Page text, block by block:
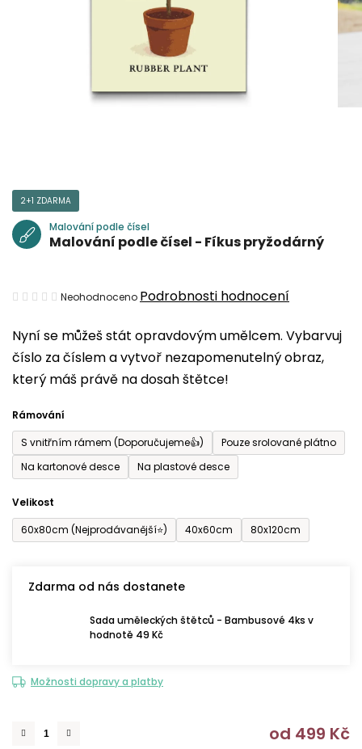
Nyní se můžeš stát opravdovým umělcem. Vybarvuj
číslo za číslem a vytvoř nezapomenutelný obraz,
který máš právě na dosah štětce!
Rámování
S vnitřním rámem (Doporučujeme👍)
Pouze srolované plátno
Na kartonové desce
Na plastové desce
Velikost
60x80cm (Nejprodávanější⭐)
40x60cm 80x120cm
Zdarma od nás dostanete
Sada uměleckých štětců - Bambusové 4ks v
hodnotě 49 Kč
Možnosti dopravy a platby
od 499 Kč
2+1 ZDARMA
Malování podle čísel
Malování podle čísel - Fíkus pryžodárný
Průměrné
produktu
je
0,0
5
hvězdiček.
Neohodnoceno Podrobnosti hodnocení